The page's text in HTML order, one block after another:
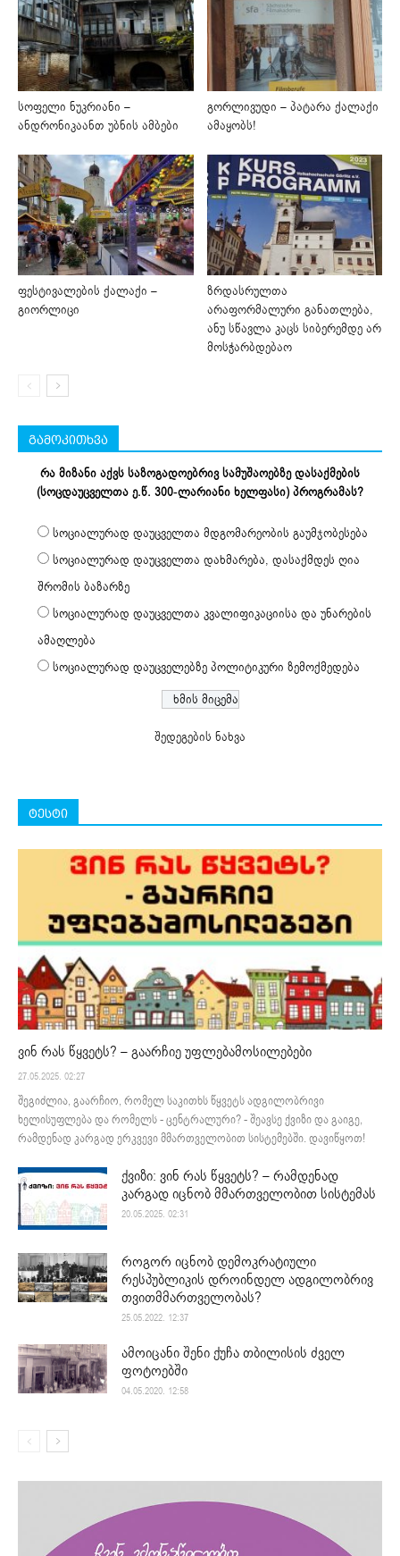
სოფელი ნუკრიანი –
ანდრონიკაანთ უბნის ამბები
გორლივუდი – პატარა ქალაქი
ამაყობს!
ფესტივალების ქალაქი –
გიორლიცი
ზრდასრულთა
არაფორმალური განათლება,
ანუ სწავლა კაცს სიბერემდე არ
მოსჭარბდებაო
გამოკითხვა
რა მიზანი აქვს საზოგადოებრივ სამუშაოებზე დასაქმების
(სოცდაუცველთა ე.წ. 300-ლარიანი ხელფასი) პროგრამას?
სოციალურად დაუცველთა მდგომარეობის გაუმჯობესება
სოციალურად დაუცველთა დახმარება, დასაქმდეს ღია
შრომის ბაზარზე
სოციალურად დაუცველთა კვალიფიკაციისა და უნარების
ამაღლება
სოციალურად დაუცველებზე პოლიტიკური ზემოქმედება
შედეგების ნახვა
ტესტი
ვინ რას წყვეტს? – გაარჩიე უფლებამოსილებები
27.05.2025. 02:27
შეგიძლია, გაარჩიო, რომელ საკითხს წყვეტს ადგილობრივი
ხელისუფლება და რომელს - ცენტრალური? - შეავსე ქვიზი და გაიგე,
რამდენად კარგად ერკვევი მმართველობით სისტემებში. დავიწყოთ!
ქვიზი: ვინ რას წყვეტს? – რამდენად
კარგად იცნობ მმართველობით სისტემას
20.05.2025. 02:31
როგორ იცნობ დემოკრატიული
რესპუბლიკის დროინდელ ადგილობრივ
თვითმმართველობას?
25.05.2022. 12:37
ამოიცანი შენი ქუჩა თბილისის ძველ
ფოტოებში
04.05.2020. 12:58